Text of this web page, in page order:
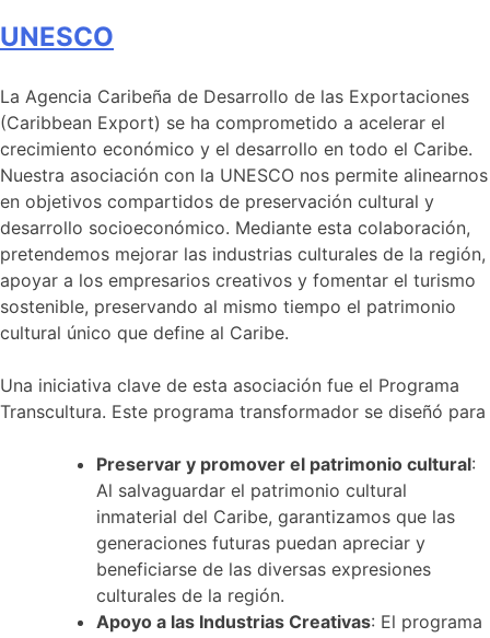
UNESCO
La Agencia Caribeña de Desarrollo de las Exportaciones
(Caribbean Export) se ha comprometido a acelerar el
crecimiento económico y el desarrollo en todo el Caribe.
Nuestra asociación con la UNESCO nos permite alinearnos
en objetivos compartidos de preservación cultural y
desarrollo socioeconómico. Mediante esta colaboración,
pretendemos mejorar las industrias culturales de la región,
apoyar a los empresarios creativos y fomentar el turismo
sostenible, preservando al mismo tiempo el patrimonio
cultural único que define al Caribe.
Una iniciativa clave de esta asociación fue el Programa
Transcultura. Este programa transformador se diseñó para
Preservar y promover el patrimonio cultural:
Al salvaguardar el patrimonio cultural
inmaterial del Caribe, garantizamos que las
generaciones futuras puedan apreciar y
beneficiarse de las diversas expresiones
culturales de la región.
Apoyo a las Industrias Creativas: El programa